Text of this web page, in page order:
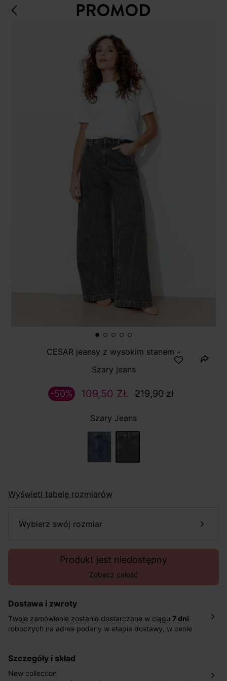
CESAR jeansy z wysokim stanem -
Szary jeans
109,50 ZŁ 219,90 zł
-50%
Szary Jeans
Wyświetl tabelę rozmiarów
wybierz swój rozmiar
Produkt jest niedostępny
Zobacz całość
Dostawa i zwroty
Twoje zamówienie zostanie dostarczone w ciągu 7 dni
roboczych na adres podany w etapie dostawy, w cenie
pośrednictwem DHL Express.
Nowość: Zamówienia dostarczamy w ciągu 4-6 dni
szczegóły i skład
New collection